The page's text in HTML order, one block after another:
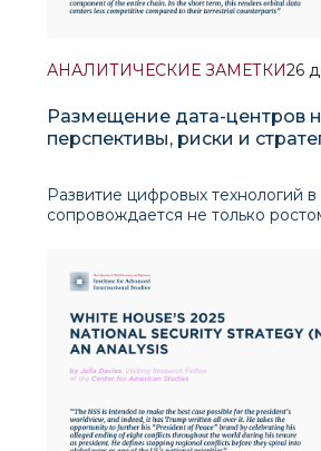
АНАЛИТИЧЕСКИЕ ЗАМЕТКИ26
Размещение дата-центров
перспективы, риски и
Развитие цифровых технологий в
сопровождается не только
интеллект (ИИ), анализ больших
автономных систем и цифровых
формируют устойчивый и постоя